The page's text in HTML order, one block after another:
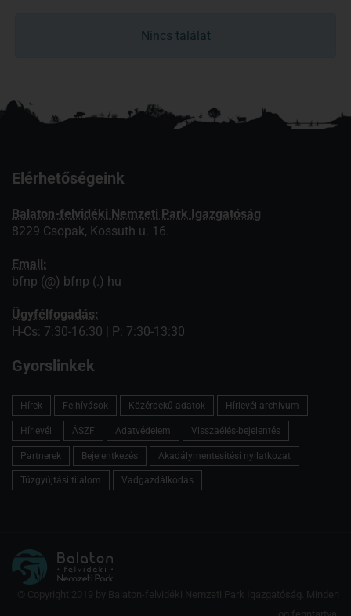
Nincs találat
Elérhetőségeink
Balaton-felvidéki Nemzeti Park Igazgatóság
8229 Csopak, Kossuth u. 16.
Email:
bfnp (@) bfnp (.) hu
Ügyfélfogadás:
H-Cs: 7:30-16:30 | P: 7:30-13:30
Gyorslinkek
Hírek Felhívások Közérdekű adatok Hírlevél archívum
Hírlevél ÁSZF Adatvédelem Visszaélés-bejelentés
Partnerek Bejelentkezés Akadálymentesítési nyilatkozat
Tűzgyújtási tilalom Vadgazdálkodás
© Copyright 2019 by Balaton-felvidéki Nemzeti Park Igazgatóság. Minden